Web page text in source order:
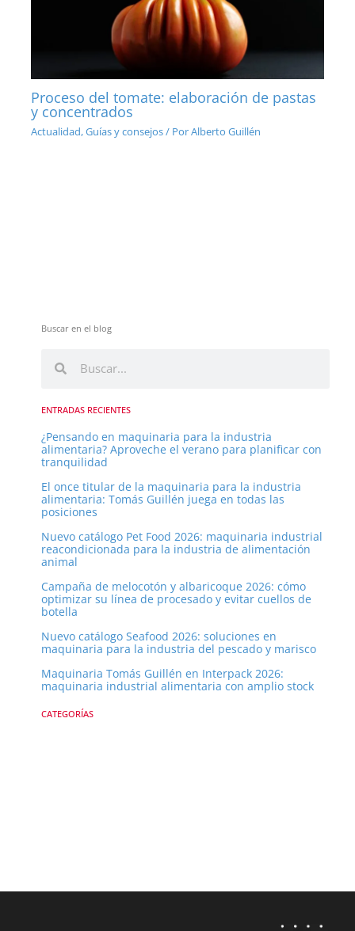
Proceso del tomate: elaboración de pastas
y concentrados
Actualidad,Guías y consejos/ PorAlberto Guillén
Buscar en el blog
c
r
s
c
a
ENTRADAS RECIENTES
¿Pensando en maquinaria para la industria
alimentaria? Aproveche el verano para planificar con
tranquilidad
El once titular de la maquinaria para la industria
alimentaria: Tomás Guillén juega en todas las
posiciones
Nuevo catálogo Pet Food 2026: maquinaria industrial
reacondicionada para la industria de alimentación
animal
Campaña de melocotón y albaricoque 2026: cómo
optimizar su línea de procesado y evitar cuellos de
botella
Nuevo catálogo Seafood 2026: soluciones en
maquinaria para la industria del pescado y marisco
Maquinaria Tomás Guillén en Interpack 2026:
maquinaria industrial alimentaria con amplio stock
CATEGORÍAS